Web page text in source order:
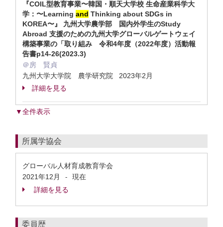
『COIL型教育事業〜韓国・順天大学校 生命産業科学大
学：〜Learning and Thinking about SDGs in
KOREA〜』 九州大学農学部 国内外学生のStudy
Abroad 支援のための九州大学グローバルゲートウェイ
構築事業の「取り組み 令和4年度（2022年度）活動報
告書p14-26(2023.3)
＠房 賢貞
九州大学大学院 農学研究院 2023年2月
詳細を見る
▼全件表示
所属学協会
グローバル人材育成教育学会
2021年12月
-
現在
詳細を見る
委員歴